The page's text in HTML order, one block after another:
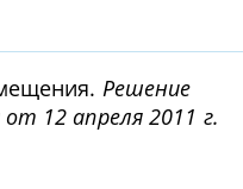
Решение
12 апреля 2011 г.